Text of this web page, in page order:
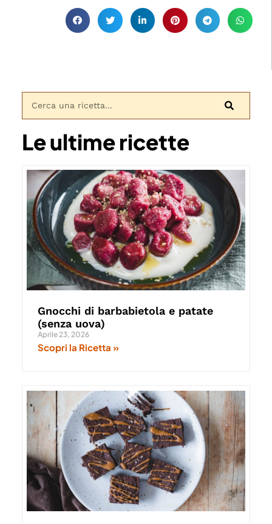
Le ultime ricette
Gnocchi di barbabietola e patate
(senza uova)
Aprile 23, 2026
Scopri la Ricetta »